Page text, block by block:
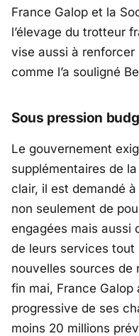
France Galop et la
l’élevage du trotteur
vise aussi à
comme l’a souligné
Sous pression
Le gouvernement
supplémentaires de
clair, il est demandé à
non seulement de
engagées mais aussi
de leurs services
nouvelles sources de
fin mai, France Galop
progressive de ses
moins 20 millions